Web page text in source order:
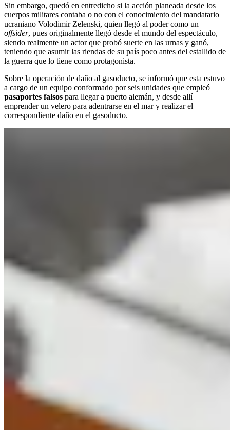
Sin embargo, quedó en entredicho si la acción planeada desde los
cuerpos militares contaba o no con el conocimiento del mandatario
ucraniano Volodimir Zelenski, quien llegó al poder como un
offsider, pues originalmente llegó desde el mundo del espectáculo,
siendo realmente un actor que probó suerte en las urnas y ganó,
teniendo que asumir las riendas de su país poco antes del estallido de
la guerra que lo tiene como protagonista.
Sobre la operación de daño al gasoducto, se informó que esta estuvo
a cargo de un equipo conformado por seis unidades que empleó
pasaportes falsos para llegar a puerto alemán, y desde allí
emprender un velero para adentrarse en el mar y realizar el
correspondiente daño en el gasoducto.